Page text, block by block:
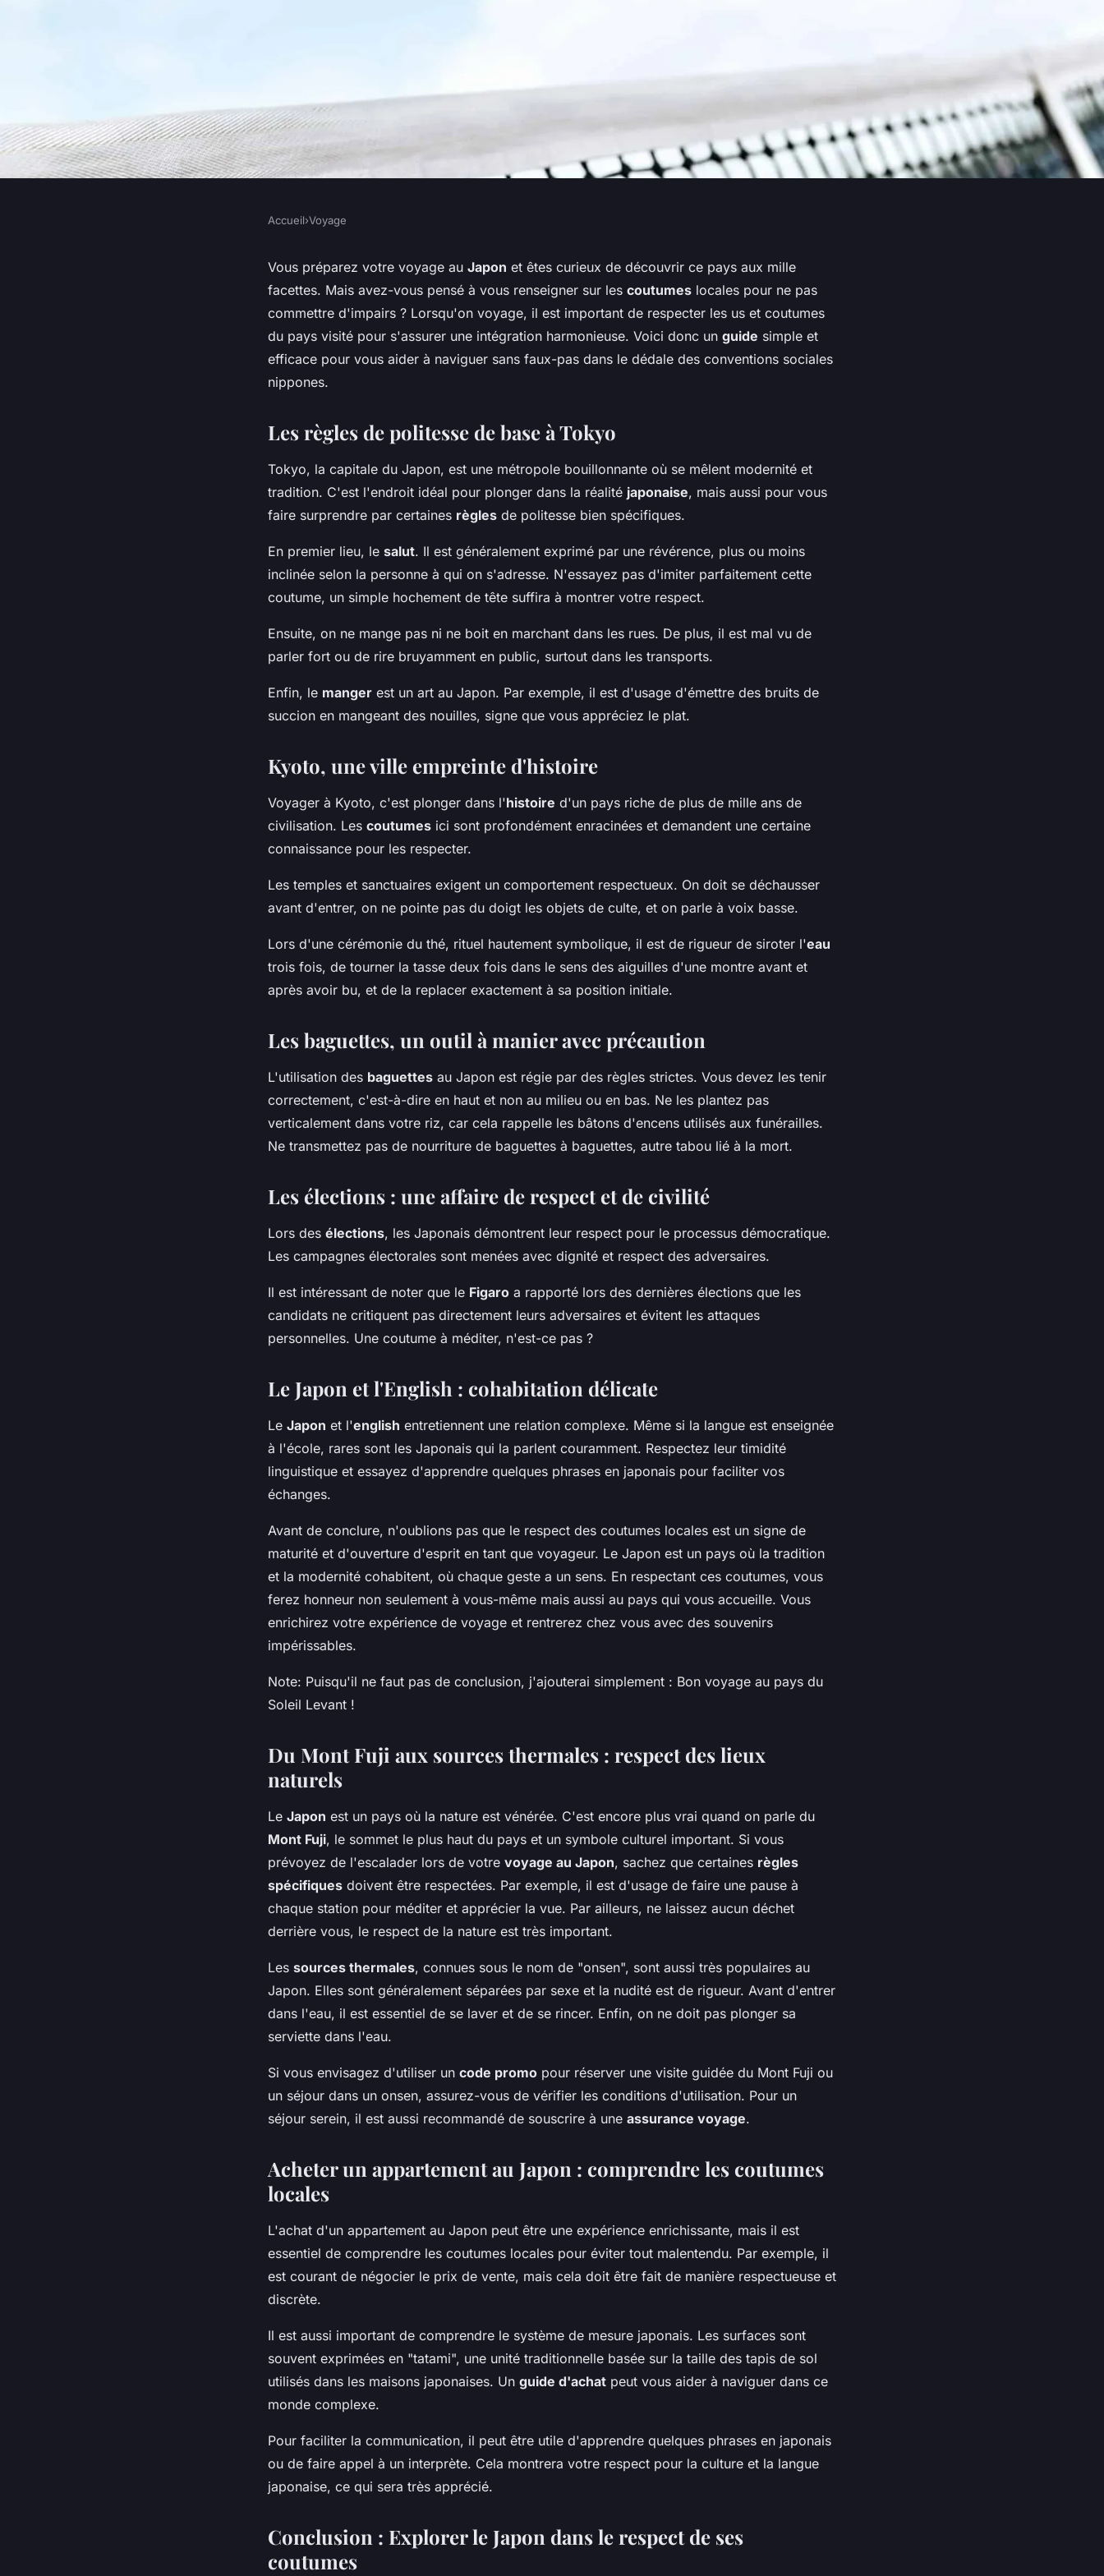
Comment respecter les coutumes
locales lors d'un voyage au Japon ?
Accueil›Voyage
Vous préparez votre voyage au Japon et êtes curieux de découvrir ce pays aux mille
facettes. Mais avez-vous pensé à vous renseigner sur les coutumes locales pour ne pas
commettre d'impairs ? Lorsqu'on voyage, il est important de respecter les us et coutumes
du pays visité pour s'assurer une intégration harmonieuse. Voici donc un guide simple et
efficace pour vous aider à naviguer sans faux-pas dans le dédale des conventions sociales
nippones.
Les règles de politesse de base à Tokyo
Tokyo, la capitale du Japon, est une métropole bouillonnante où se mêlent modernité et
tradition. C'est l'endroit idéal pour plonger dans la réalité japonaise, mais aussi pour vous
faire surprendre par certaines règles de politesse bien spécifiques.
En premier lieu, le salut. Il est généralement exprimé par une révérence, plus ou moins
inclinée selon la personne à qui on s'adresse. N'essayez pas d'imiter parfaitement cette
coutume, un simple hochement de tête suffira à montrer votre respect.
Ensuite, on ne mange pas ni ne boit en marchant dans les rues. De plus, il est mal vu de
parler fort ou de rire bruyamment en public, surtout dans les transports.
Enfin, le manger est un art au Japon. Par exemple, il est d'usage d'émettre des bruits de
succion en mangeant des nouilles, signe que vous appréciez le plat.
Kyoto, une ville empreinte d'histoire
Voyager à Kyoto, c'est plonger dans l'histoire d'un pays riche de plus de mille ans de
civilisation. Les coutumes ici sont profondément enracinées et demandent une certaine
connaissance pour les respecter.
Les temples et sanctuaires exigent un comportement respectueux. On doit se déchausser
avant d'entrer, on ne pointe pas du doigt les objets de culte, et on parle à voix basse.
Lors d'une cérémonie du thé, rituel hautement symbolique, il est de rigueur de siroter l'eau
trois fois, de tourner la tasse deux fois dans le sens des aiguilles d'une montre avant et
après avoir bu, et de la replacer exactement à sa position initiale.
Les baguettes, un outil à manier avec précaution
L'utilisation des baguettes au Japon est régie par des règles strictes. Vous devez les tenir
correctement, c'est-à-dire en haut et non au milieu ou en bas. Ne les plantez pas
verticalement dans votre riz, car cela rappelle les bâtons d'encens utilisés aux funérailles.
Ne transmettez pas de nourriture de baguettes à baguettes, autre tabou lié à la mort.
Les élections : une affaire de respect et de civilité
Lors des élections, les Japonais démontrent leur respect pour le processus démocratique.
Les campagnes électorales sont menées avec dignité et respect des adversaires.
Il est intéressant de noter que le Figaro a rapporté lors des dernières élections que les
candidats ne critiquent pas directement leurs adversaires et évitent les attaques
personnelles. Une coutume à méditer, n'est-ce pas ?
Le Japon et l'English : cohabitation délicate
Le Japon et l'english entretiennent une relation complexe. Même si la langue est enseignée
à l'école, rares sont les Japonais qui la parlent couramment. Respectez leur timidité
linguistique et essayez d'apprendre quelques phrases en japonais pour faciliter vos
échanges.
Avant de conclure, n'oublions pas que le respect des coutumes locales est un signe de
maturité et d'ouverture d'esprit en tant que voyageur. Le Japon est un pays où la tradition
et la modernité cohabitent, où chaque geste a un sens. En respectant ces coutumes, vous
ferez honneur non seulement à vous-même mais aussi au pays qui vous accueille. Vous
enrichirez votre expérience de voyage et rentrerez chez vous avec des souvenirs
impérissables.
Note: Puisqu'il ne faut pas de conclusion, j'ajouterai simplement : Bon voyage au pays du
Soleil Levant !
Du Mont Fuji aux sources thermales : respect des lieux
naturels
Le Japon est un pays où la nature est vénérée. C'est encore plus vrai quand on parle du
Mont Fuji, le sommet le plus haut du pays et un symbole culturel important. Si vous
prévoyez de l'escalader lors de votre voyage au Japon, sachez que certaines règles
spécifiques doivent être respectées. Par exemple, il est d'usage de faire une pause à
chaque station pour méditer et apprécier la vue. Par ailleurs, ne laissez aucun déchet
derrière vous, le respect de la nature est très important.
Les sources thermales, connues sous le nom de "onsen", sont aussi très populaires au
Japon. Elles sont généralement séparées par sexe et la nudité est de rigueur. Avant d'entrer
dans l'eau, il est essentiel de se laver et de se rincer. Enfin, on ne doit pas plonger sa
serviette dans l'eau.
Si vous envisagez d'utiliser un code promo pour réserver une visite guidée du Mont Fuji ou
un séjour dans un onsen, assurez-vous de vérifier les conditions d'utilisation. Pour un
séjour serein, il est aussi recommandé de souscrire à une assurance voyage.
Acheter un appartement au Japon : comprendre les coutumes
locales
L'achat d'un appartement au Japon peut être une expérience enrichissante, mais il est
essentiel de comprendre les coutumes locales pour éviter tout malentendu. Par exemple, il
est courant de négocier le prix de vente, mais cela doit être fait de manière respectueuse et
discrète.
Il est aussi important de comprendre le système de mesure japonais. Les surfaces sont
souvent exprimées en "tatami", une unité traditionnelle basée sur la taille des tapis de sol
utilisés dans les maisons japonaises. Un guide d'achat peut vous aider à naviguer dans ce
monde complexe.
Pour faciliter la communication, il peut être utile d'apprendre quelques phrases en japonais
ou de faire appel à un interprète. Cela montrera votre respect pour la culture et la langue
japonaise, ce qui sera très apprécié.
Conclusion : Explorer le Japon dans le respect de ses
coutumes